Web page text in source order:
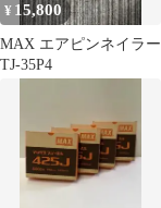
¥ 15,800
MAX エアピンネイラー
TJ-35P4